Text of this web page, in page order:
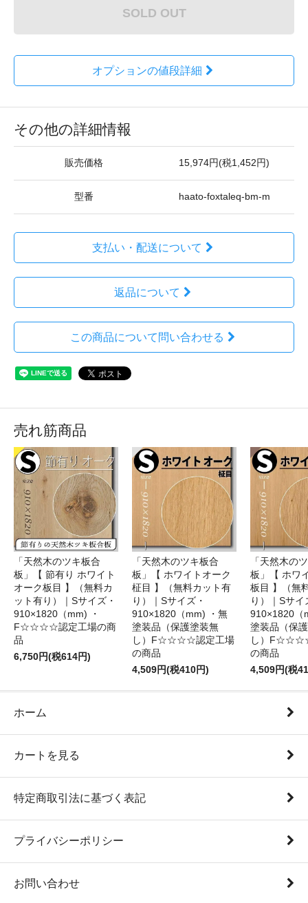
SOLD OUT
オプションの値段詳細
その他の詳細情報
販売価格 15,974円(税1,452円)
型番 haato-foxtaleq-bm-m
支払い・配送について
返品について
この商品について問い合わせる
売れ筋商品
「天然木のツキ板合
板」【 節有り ホワイト
オーク板目 】（無料カ
ット有り）｜Sサイズ・
910×1820（mm) ・
F☆☆☆☆認定工場の商
品
6,750円(税614円)
「天然木のツキ板合
板」【 ホワイトオーク
柾目 】（無料カット有
り）｜Sサイズ・
910×1820（mm) ・無
塗装品（保護塗装無
し）F☆☆☆☆認定工場
の商品
4,509円(税410円)
「天然木の
板」【 ホワ
板目 】（無
り）｜Sサイ
910×1820（
塗装品（保
し）
の商品
4,509円(税
ホーム
カートを見る
特定商取引法に基づく表記
プライバシーポリシー
お問い合わせ